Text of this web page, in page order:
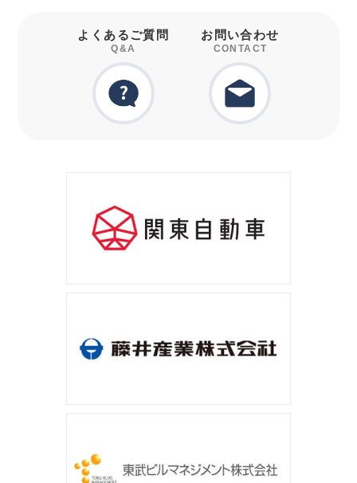
よくあるご質問
Q&A
お問い合わせ
CONTACT